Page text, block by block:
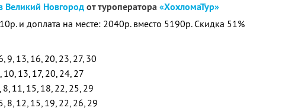
Великий Новгородот туроператора«ХохломаТур»
и доплата на месте: 2040р. вместо 5190р. Скидка 51%
9, 13, 16, 20, 23, 27, 30
13, 17, 20, 24, 27
11, 15, 18, 22, 25, 29
8, 12, 15, 19, 22, 26, 29